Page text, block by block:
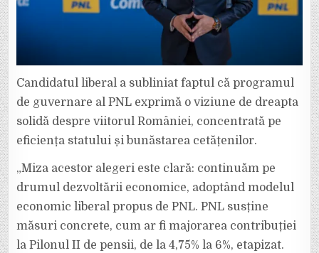
Candidatul liberal a subliniat faptul că programul
de guvernare al PNL exprimă o viziune de dreapta
solidă despre viitorul României, concentrată pe
eficiența statului și bunăstarea cetățenilor.
„Miza acestor alegeri este clară: continuăm pe
drumul dezvoltării economice, adoptând modelul
economic liberal propus de PNL. PNL susține
măsuri concrete, cum ar fi majorarea contribuției
la Pilonul II de pensii, de la 4,75% la 6%, etapizat.